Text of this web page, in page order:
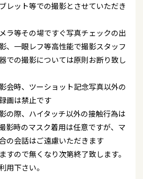
レット等での撮影とさせていただき
ラ等その場ですぐ写真チェックの出
、一眼レフ等高性能で撮影スタッフ
での撮影については原則お断り致し
会時、ツーショット記念写真以外の
画は禁止です
の際、ハイタッチ以外の接触行為は
影時のマスク着用は任意ですが、マ
の会話はご遠慮いただきます
すので無くなり次第終了致します。
用下さい。